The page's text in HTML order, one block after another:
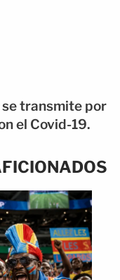
se transmite por
el Covid-19.